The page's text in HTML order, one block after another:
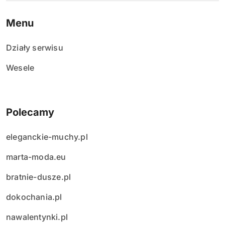
Menu
Działy serwisu
Wesele
Polecamy
eleganckie-muchy.pl
marta-moda.eu
bratnie-dusze.pl
dokochania.pl
nawalentynki.pl